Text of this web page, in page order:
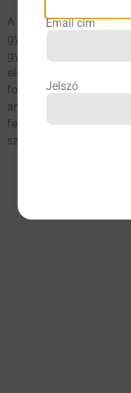
A nordic walking (ski
gyaloglás vagy síjárás,
gyaloglás” – egyesíti a
előnyeit. Maga a
fontos különbség a
amelyek révén
felső és az alsó
szükséges […]
Email cím
Jelszó